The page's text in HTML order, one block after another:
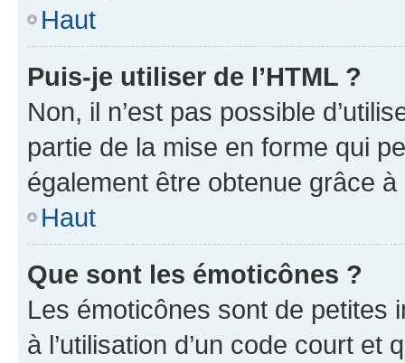
Haut
Puis-je utiliser de l’HTML ?
Non, il n’est pas possible
partie de la mise en forme qui
également être obtenue grâce à
Haut
Que sont les émoticônes ?
Les émoticônes sont de petites
à l’utilisation d’un code court et